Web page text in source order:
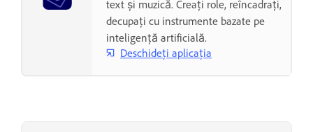
text și muzică. Creați role, reîncadrați,
decupați cu instrumente bazate pe
inteligență artificială.
Deschideți aplicația